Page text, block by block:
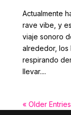
Actualmente
rave vibe, y
viaje sonoro
alrededor, los
respirando
llevar....
« Older Entries